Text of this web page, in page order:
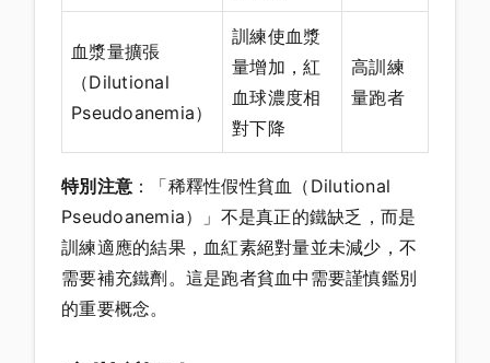
血漿量擴張
（Dilutional
Pseudoanemia）
訓練使血漿
量增加，紅
血球濃度相
對下降
高訓練
量跑者
特別注意 ：「稀釋性假性貧血（Dilutional
Pseudoanemia）」不是真正的鐵缺乏，而是
訓練適應的結果，血紅素絕對量並未減少，不
需要補充鐵劑。這是跑者貧血中需要謹慎鑑別
的重要概念。